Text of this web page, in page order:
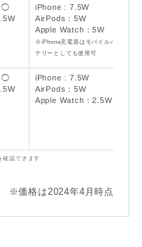
◯
iPhone : 7.5W
AirPods：5W
Apple Watch：5W
※iPhone充電器はモバイルバッ
テリーとしても使用可
◯
iPhone : 7.5W
AirPods：5W
Apple Watch：2.5W
確認できます
※価格は2024年4月時点